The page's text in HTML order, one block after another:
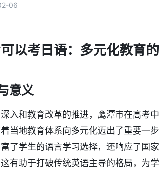
06
以考日语：多元化教育
意义
入和教育改革的推进，鹰潭市在高考
当地教育体系向多元化迈出了重要一
了学生的语言学习选择，还响应了国
有助于打破传统英语主导的格局，为